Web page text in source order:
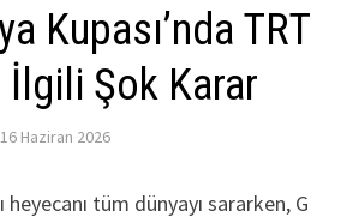
Kupası’nda TRT
Şok Karar
16 Haziran 2026
heyecanı tüm dünyayı sararken, G